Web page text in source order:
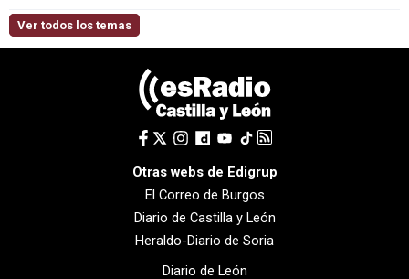
Ver todos los temas
Otras webs de Edigrup
El Correo de Burgos
Diario de Castilla y León
Heraldo-Diario de Soria
Diario de León